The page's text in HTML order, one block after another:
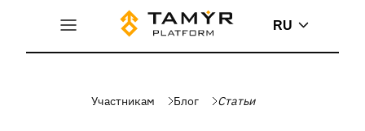
RU
Участникам Блог Статьи